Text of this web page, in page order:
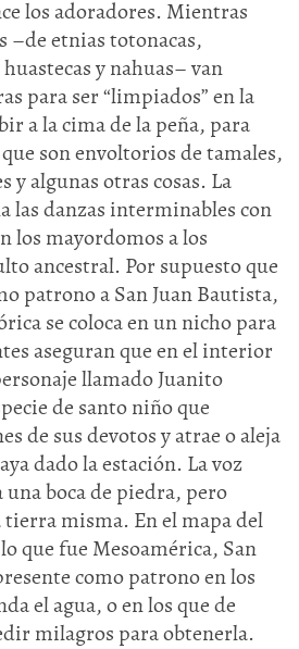
los adoradores. Mientras
–de etnias totonacas,
y nahuas– van
para ser “limpiados” en la
a la cima de la peña, para
son envoltorios de tamales,
algunas otras cosas. La
las danzas interminables con
los mayordomos a los
ancestral. Por supuesto que
patrono a San Juan Bautista,
se coloca en un nicho para
aseguran que en el interior
llamado Juanito
de santo niño que
de sus devotos y atrae o aleja
dado la estación. La voz
boca de piedra, pero
misma. En el mapa del
que fue Mesoamérica, San
como patrono en los
el agua, o en los que de
milagros para obtenerla.